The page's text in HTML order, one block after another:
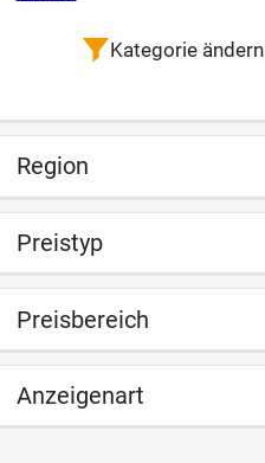
Kategorie ändern
Region
Preistyp
Preisbereich
Anzeigenart